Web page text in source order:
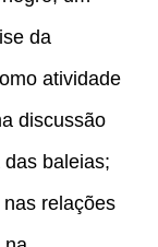
da
atividade
discussão
baleias;
relações